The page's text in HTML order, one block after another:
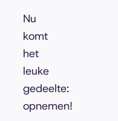
Nu
komt
het
leuke
gedeelte:
opnemen!